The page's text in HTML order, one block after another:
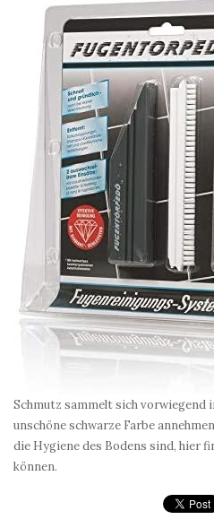
Schmutz sammelt sich vorwiegend
unschöne schwarze Farbe
die Hygiene des Bodens sind, hier
können.